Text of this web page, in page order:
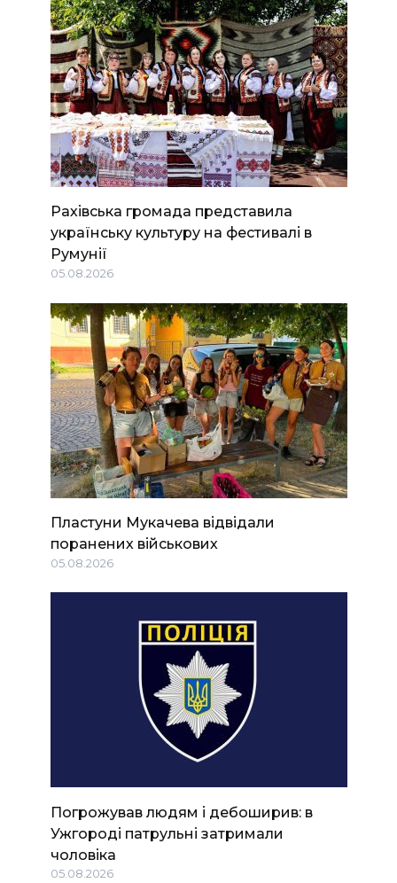
Рахівська громада представила
українську культуру на фестивалі в
Румунії
05.08.2026
Пластуни Мукачева відвідали
поранених військових
05.08.2026
Погрожував людям і дебоширив: в
Ужгороді патрульні затримали
чоловіка
05.08.2026